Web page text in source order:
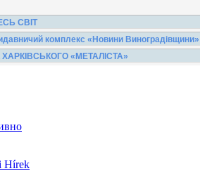
СВІТ
«Світової літератури», виданий
комплекс «Новини Виноградівщини»
«Районний редакційно-
«МЕТАЛІСТА»
Hírek